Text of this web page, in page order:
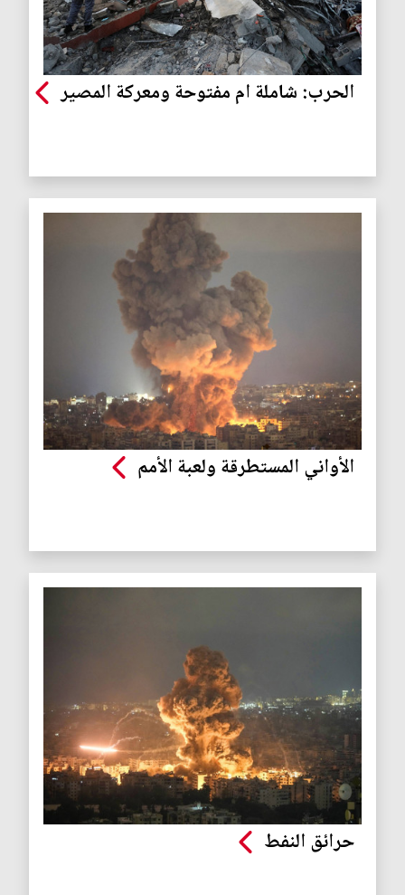
الحرب: شاملة ام مفتوحة ومعركة المصير
الأواني المستطرقة ولعبة الأمم
حرائق النفط